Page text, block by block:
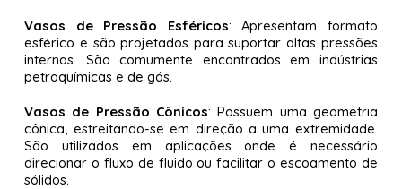
Vasos de Pressão Esféricos: Apresentam formato
esférico e são projetados para suportar altas pressões
internas. São comumente encontrados em indústrias
petroquímicas e de gás.
Vasos de Pressão Cônicos: Possuem uma geometria
cônica, estreitando-se em direção a uma extremidade.
São utilizados em aplicações onde é necessário
direcionar o fluxo de fluido ou facilitar o escoamento de
sólidos.